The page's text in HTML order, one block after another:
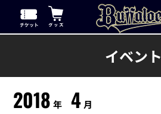
イベント
2018 年 4 月